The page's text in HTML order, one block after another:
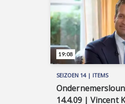
SEIZOEN 14 | ITEMS
14.4.09 | Vincent
19:08